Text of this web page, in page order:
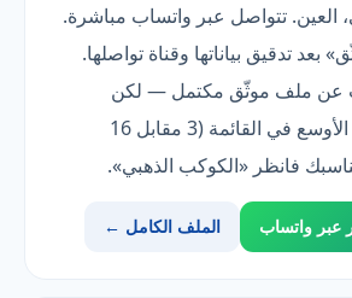
العين. تتواصل عبر واتساب مباشرة.
تدقيق بياناتها وقناة تواصلها.
عن ملف موثّق مكتمل — لكن
تغطيتها أضيق من الأوسع في القائمة (3 مقابل 16
فانظر «الكوكب الذهبي».
واتساب الملف الكامل ←